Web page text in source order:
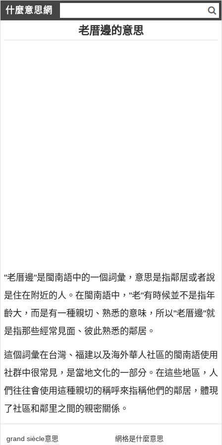
什麼意思網
老厝邊的意思
"老厝邊"是閩南語中的一個詞彙，意思是指鄰居或者說
是住在附近的人。在閩南語中，"老"有時候並不是指年
齡大，而是有一種親切、熟悉的意味，所以"老厝邊"就
是指那些經常見面、彼此熟悉的鄰居。
這個詞彙在台灣、福建以及海外華人社區的閩南語使用
社群中很常見，是當地文化的一部分。在這些地區，人
們往往會使用這種親切的稱呼來指稱他們的鄰居，體現
了社區和鄰里之間的親密關係。
grand siècle意思 網格是什麼意思